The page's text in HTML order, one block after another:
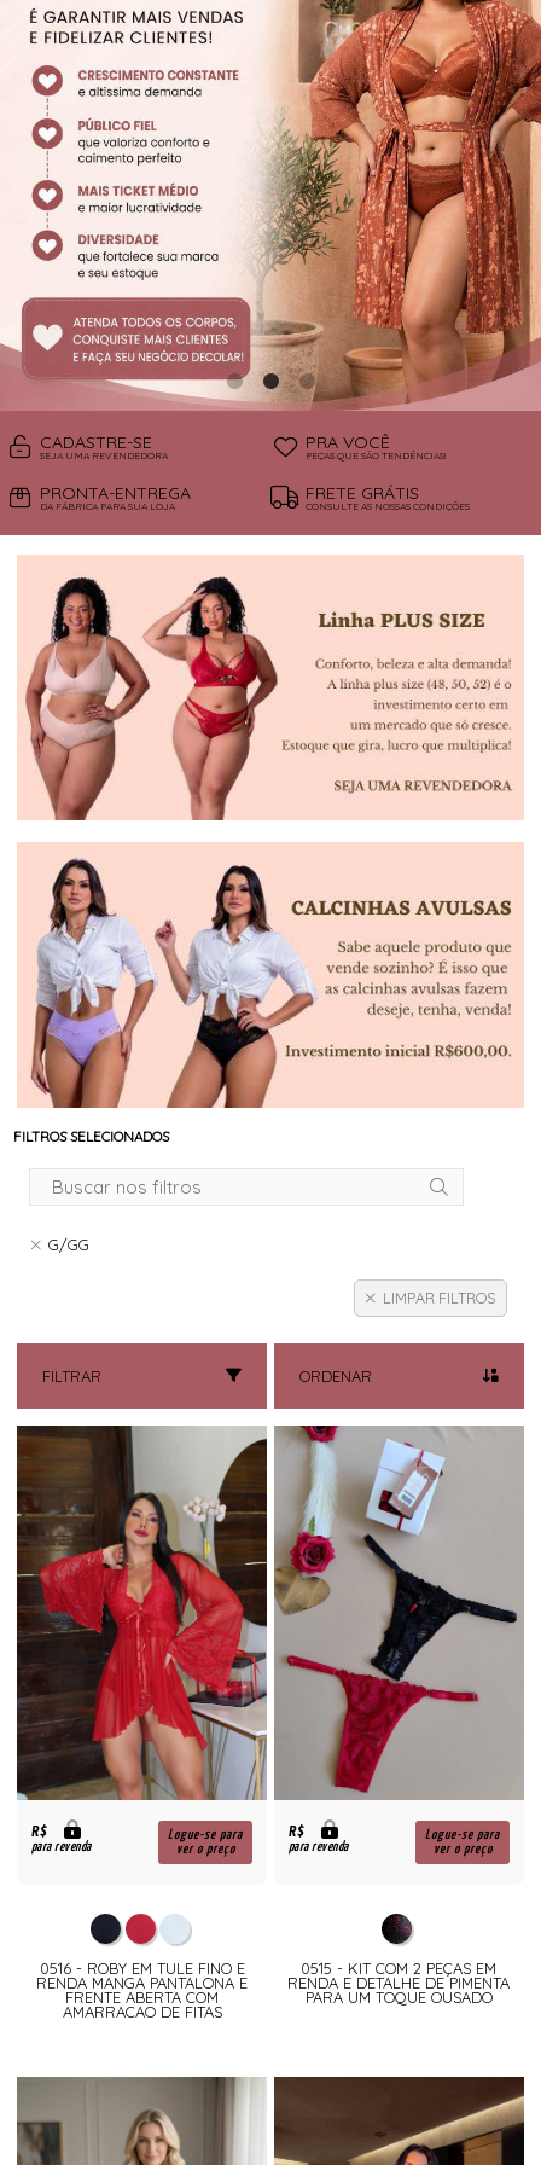
SUTIÃS
CADASTRE-SE
SEJA UMA REVENDEDORA
PRA VOCÊ
PEÇAS QUE SÃO TENDÊNCIAS!
PRONTA-ENTREGA
DA FÁBRICA PARA SUA LOJA
FRETE GRÁTIS
CONSULTE AS NOSSAS CONDIÇÕES
FILTROS SELECIONADOS
G/GG
LIMPAR FILTROS
FILTRAR ORDENAR
R$
para revenda
Logue-se para
ver o preço
0516 - ROBY EM TULE FINO E
RENDA MANGA PANTALONA E
FRENTE ABERTA COM
AMARRACAO DE FITAS
R$
para revenda
Logue-se para
ver o preço
0515 - KIT COM 2 PEÇAS EM
RENDA E DETALHE DE PIMENTA
PARA UM TOQUE OUSADO